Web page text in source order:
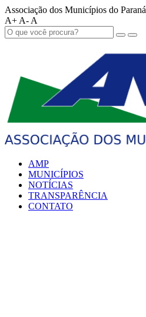
Associação dos Municípios do Paraná
A+ A- A
AMP
MUNICÍPIOS
NOTÍCIAS
TRANSPARÊNCIA
CONTATO